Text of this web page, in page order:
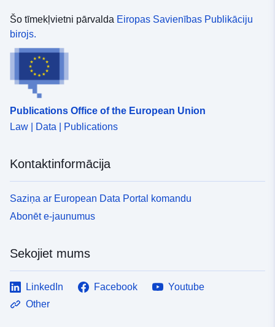
Šo tīmekļvietni pārvalda Eiropas Savienības Publikāciju
birojs.
Publications Office of the European Union
Law | Data | Publications
Kontaktinformācija
Saziņa ar European Data Portal komandu
Abonēt e-jaunumus
Sekojiet mums
LinkedIn Facebook
Youtube
Other